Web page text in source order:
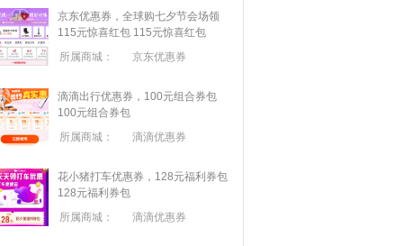
京东优惠券，全球购七夕节会场领
115元惊喜红包 115元惊喜红包
所属商城：
京东优惠券
滴滴出行优惠券，100元组合券包
100元组合券包
所属商城：
滴滴优惠券
花小猪打车优惠券，128元福利券包
128元福利券包
所属商城：
滴滴优惠券